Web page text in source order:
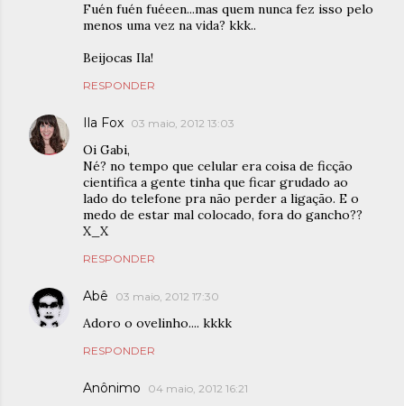
Fuén fuén fuéeen...mas quem nunca fez isso pelo
menos uma vez na vida? kkk..
Beijocas Ila!
RESPONDER
Ila Fox 03 maio, 2012 13:03
Oi Gabi,
Né? no tempo que celular era coisa de ficção
cientifica a gente tinha que ficar grudado ao
lado do telefone pra não perder a ligação. E o
medo de estar mal colocado, fora do gancho??
X_X
RESPONDER
Abê 03 maio, 2012 17:30
Adoro o ovelinho.... kkkk
RESPONDER
Anônimo 04 maio, 2012 16:21